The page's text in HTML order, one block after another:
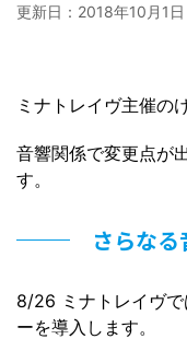
更新日： 2018年10月1日
ミナトレイヴ主催の
音響関係で変更点が
す。
さらな
8/26 ミナトレイヴ
ーを導入します。